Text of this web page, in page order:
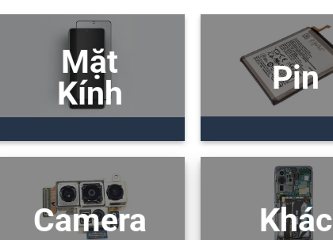
Mặt
Kính
Pin
Camera Khác